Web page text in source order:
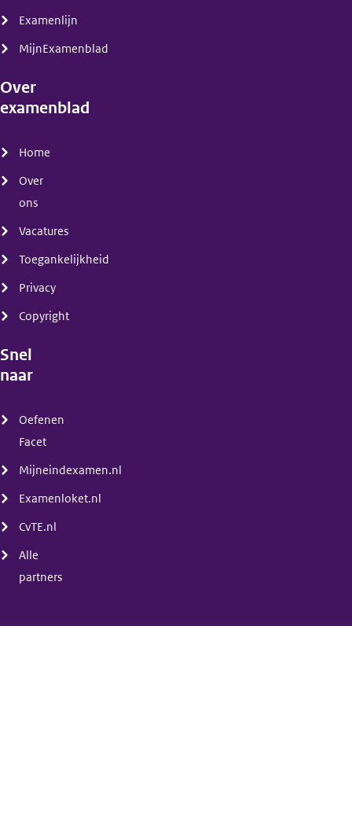
Examenlijn
MijnExamenblad
Over
examenblad
Home
Over
ons
Vacatures
Toegankelijkheid
Privacy
Copyright
Snel
naar
Oefenen
Facet
Mijneindexamen.nl
Examenloket.nl
CvTE.nl
Alle
partners